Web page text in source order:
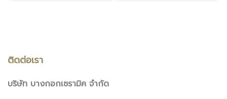
ติดต่อเรา
บริษัท บางกอกเซรามิค จำกัด